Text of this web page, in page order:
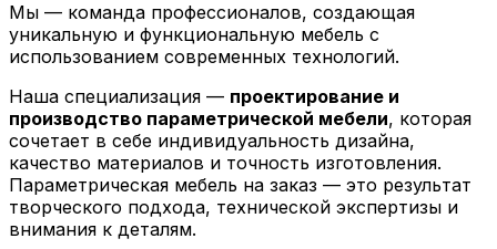
Мы — команда профессионалов, создающая
уникальную и функциональную мебель с
использованием современных технологий.
Наша специализация — проектирование и
производство параметрической мебели, которая
сочетает в себе индивидуальность дизайна,
качество материалов и точность изготовления.
Параметрическая мебель на заказ — это результат
творческого подхода, технической экспертизы и
внимания к деталям.